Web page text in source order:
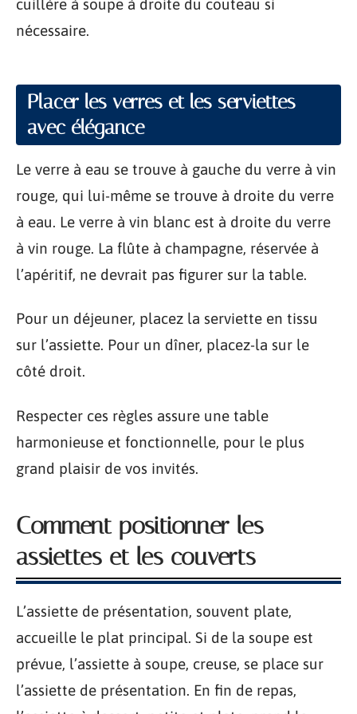
cuillère à soupe à droite du couteau si
nécessaire.
Placer les verres et les serviettes
avec élégance
Le verre à eau se trouve à gauche du verre à vin
rouge, qui lui-même se trouve à droite du verre
à eau. Le verre à vin blanc est à droite du verre
à vin rouge. La flûte à champagne, réservée à
l’apéritif, ne devrait pas figurer sur la table.
Pour un déjeuner, placez la serviette en tissu
sur l’assiette. Pour un dîner, placez-la sur le
côté droit.
Respecter ces règles assure une table
harmonieuse et fonctionnelle, pour le plus
grand plaisir de vos invités.
Comment positionner les
assiettes et les couverts
L’assiette de présentation, souvent plate,
accueille le plat principal. Si de la soupe est
prévue, l’assiette à soupe, creuse, se place sur
l’assiette de présentation. En fin de repas,